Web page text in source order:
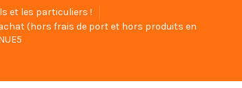
et les particuliers !
(hors frais de port et hors produits en